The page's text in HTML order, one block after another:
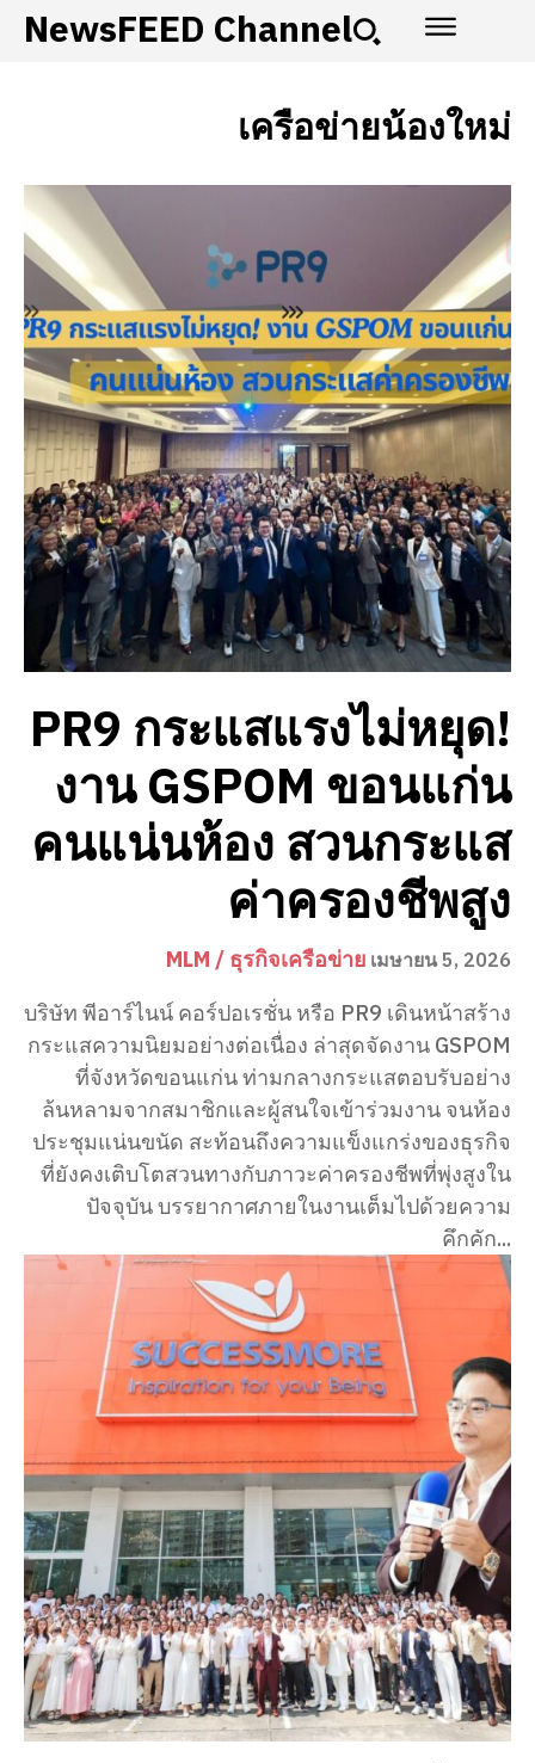
NewsFEED Channel
เครือข่ายน้องใหม่
PR9 กระแสแรงไม่หยุด!
งาน GSPOM ขอนแก่น
คนแน่นห้อง สวนกระแส
ค่าครองชีพสูง
MLM / ธุรกิจเครือข่าย เมษายน 5, 2026
บริษัท พีอาร์ไนน์ คอร์ปอเรชั่น หรือ PR9 เดินหน้าสร้าง
กระแสความนิยมอย่างต่อเนื่อง ล่าสุดจัดงาน GSPOM
ที่จังหวัดขอนแก่น ท่ามกลางกระแสตอบรับอย่าง
ล้นหลามจากสมาชิกและผู้สนใจเข้าร่วมงาน จนห้อง
ประชุมแน่นขนัด สะท้อนถึงความแข็งแกร่งของธุรกิจ
ที่ยังคงเติบโตสวนทางกับภาวะค่าครองชีพที่พุ่งสูงใน
ปัจจุบัน บรรยากาศภายในงานเต็มไปด้วยความ
คึกคัก...